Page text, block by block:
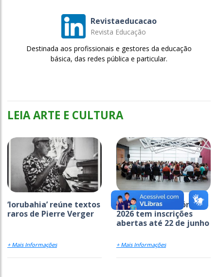
Revistaeducacao
Revista Educação
Destinada aos profissionais e gestores da educação
básica, das redes pública e particular.
LEIA ARTE E CULTURA
‘Iorubahia’ reúne textos
raros de Pierre Verger
+ Mais Informações
Programa Territórios
2026 tem inscrições
abertas até 22 de junho
+ Mais Informações